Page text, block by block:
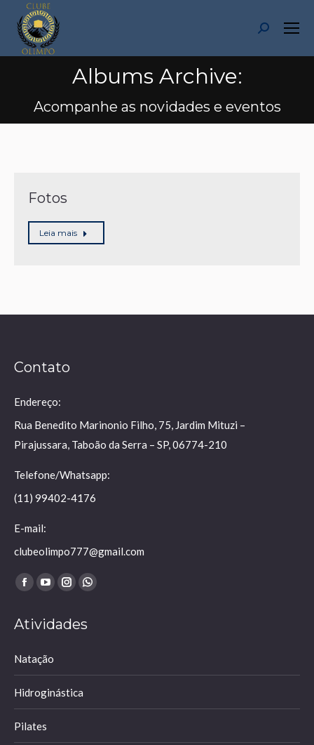
Search:
Albums Archive:
Acompanhe as novidades e eventos
Fotos
Leia mais
Contato
Endereço:
Rua Benedito Marinonio Filho, 75, Jardim Mituzi –
Pirajussara, Taboão da Serra – SP, 06774-210
Telefone/Whatsapp:
(11) 99402-4176
E-mail:
clubeolimpo777@gmail.com
Encontre-nos em:
Facebook
opens
new
YouTube
opens
new
Instagram
opens
Whatsapp
opens
Atividades
Natação
Hidroginástica
Pilates